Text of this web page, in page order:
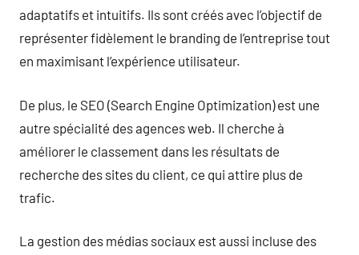
adaptatifs et intuitifs. Ils sont créés avec l’objectif de
représenter fidèlement le branding de l’entreprise tout
en maximisant l’expérience utilisateur.
De plus, le SEO (Search Engine Optimization) est une
autre spécialité des agences web. Il cherche à
améliorer le classement dans les résultats de
recherche des sites du client, ce qui attire plus de
trafic.
La gestion des médias sociaux est aussi incluse des